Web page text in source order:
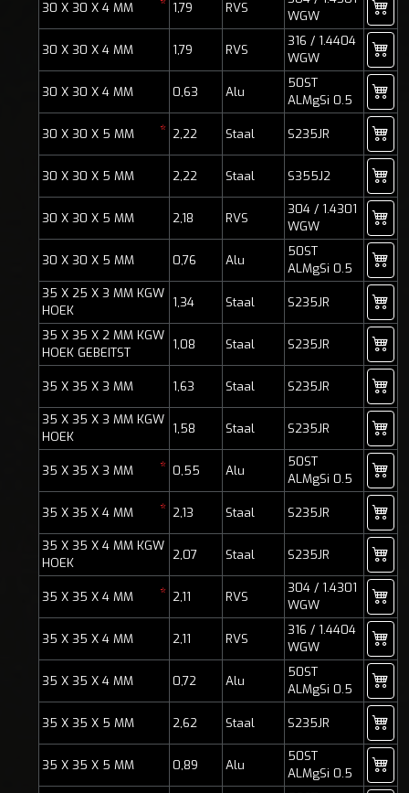
30 X 30 X 4 MM * 1,79 RVS
WGW
30 X 30 X 4 MM 1,79 RVS
316 / 1.4404
WGW
30 X 30 X 4 MM 0,63 Alu
50ST
ALMgSi 0.5
30 X 30 X 5 MM * 2,22 Staal S235JR
30 X 30 X 5 MM 2,22 Staal S355J2
30 X 30 X 5 MM 2,18 RVS
304 / 1.4301
WGW
30 X 30 X 5 MM 0,76 Alu
50ST
ALMgSi 0.5
35 X 25 X 3 MM KGW
HOEK
1,34 Staal S235JR
35 X 35 X 2 MM KGW
HOEK GEBEITST
1,08 Staal S235JR
35 X 35 X 3 MM 1,63 Staal S235JR
35 X 35 X 3 MM KGW
HOEK
1,58 Staal S235JR
35 X 35 X 3 MM * 0,55 Alu
50ST
ALMgSi 0.5
35 X 35 X 4 MM * 2,13 Staal S235JR
35 X 35 X 4 MM KGW
HOEK
2,07 Staal S235JR
35 X 35 X 4 MM * 2,11 RVS
304 / 1.4301
WGW
35 X 35 X 4 MM 2,11 RVS
316 / 1.4404
WGW
35 X 35 X 4 MM 0,72 Alu
50ST
ALMgSi 0.5
35 X 35 X 5 MM 2,62 Staal S235JR
35 X 35 X 5 MM 0,89 Alu
50ST
ALMgSi 0.5